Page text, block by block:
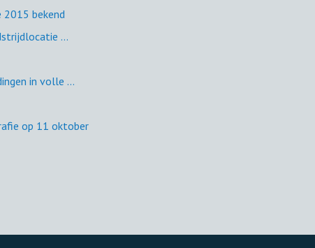
bekend
...
in volle ...
op 11 oktober